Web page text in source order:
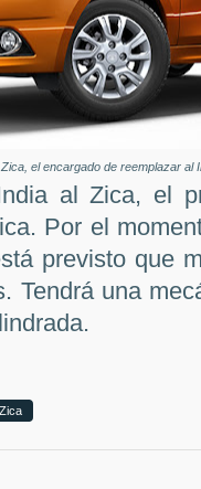
el encargado de reemplazar al
al Zica, el
Por el
previsto que
Tendrá una
Zica